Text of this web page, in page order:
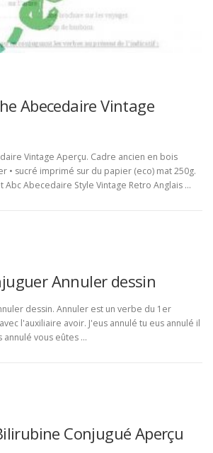
Abecedaire Vintage
Vintage Aperçu. Cadre ancien en bois
• sucré imprimé sur du papier (eco) mat 250g.
Abc Abecedaire Style Vintage Retro Anglais …
Annuler dessin
dessin. Annuler est un verbe du 1er
l'auxiliaire avoir. J'eus annulé tu eus annulé il
annulé vous eûtes …
Conjugué Aperçu